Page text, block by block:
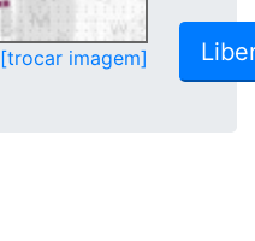
[trocar imagem]